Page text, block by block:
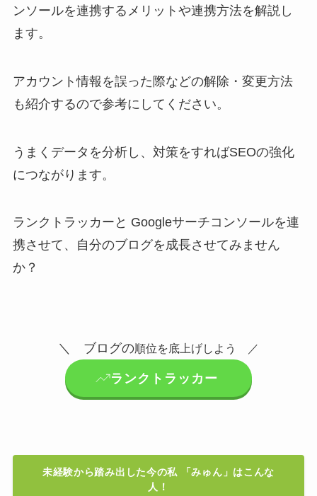
ンソールを連携するメリットや連携方法を解説し
ます。
アカウント情報を誤った際などの解除・変更方法
も紹介するので参考にしてください。
うまくデータを分析し、対策をすればSEOの強化
につながります。
ランクトラッカーと Googleサーチコンソールを連
携させて、自分のブログを成長させてみません
か？
＼ ブログの順位を底上げしよう ／
ランクトラッカー
未経験から踏み出した今の私 「みゅん」はこんな
人！